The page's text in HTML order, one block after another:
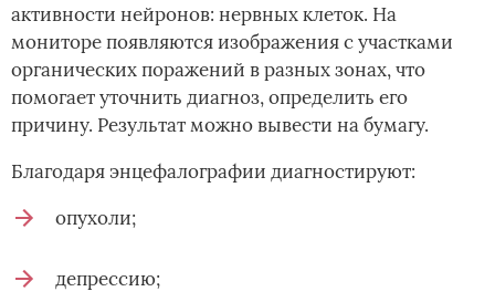
активности нейронов: нервных клеток. На
мониторе появляются изображения с участками
органических поражений в разных зонах, что
помогает уточнить диагноз, определить его
причину. Результат можно вывести на бумагу.
Благодаря энцефалографии диагностируют:
опухоли;
депрессию;